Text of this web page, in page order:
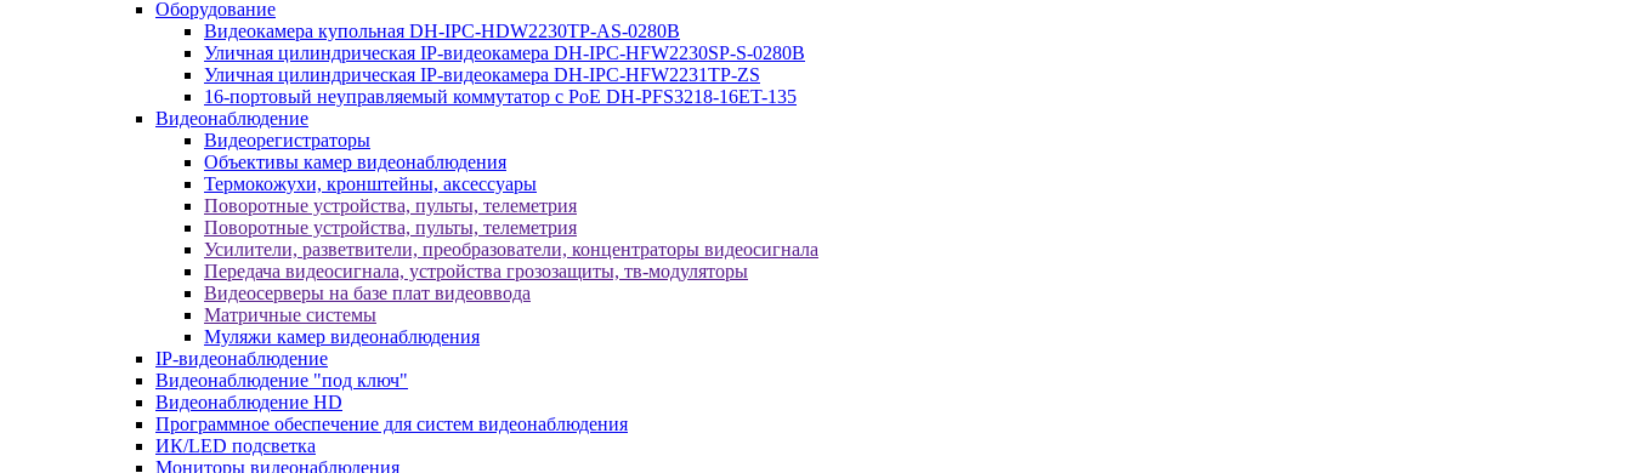
Оборудование
Видеокамера купольная DH-IPC-HDW2230TP-AS-0280B
Уличная цилиндрическая IP-видеокамера DH-IPC-HFW2230SP-S-0280B
Уличная цилиндрическая IP-видеокамера DH-IPC-HFW2231TP-ZS
16-портовый неуправляемый коммутатор с РоЕ DH-PFS3218-16ET-135
Видеонаблюдение
Видеорегистраторы
Объективы камер видеонаблюдения
Термокожухи, кронштейны, аксессуары
Поворотные устройства, пульты, телеметрия
Поворотные устройства, пульты, телеметрия
Усилители, разветвители, преобразователи, концентраторы видеосигнала
Передача видеосигнала, устройства грозозащиты, тв-модуляторы
Видеосерверы на базе плат видеоввода
Матричные системы
Муляжи камер видеонаблюдения
IP-видеонаблюдение
Видеонаблюдение "под ключ"
Видеонаблюдение HD
Программное обеспечение для систем видеонаблюдения
ИК/LED подсветка
Мониторы видеонаблюдения